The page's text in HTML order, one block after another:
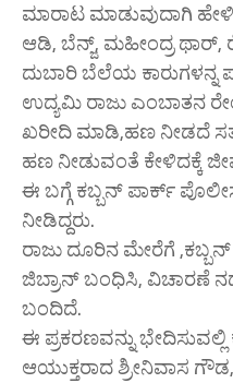
ಮಾರಾಟ ಮಾಡುವುದಾಗಿ ಹೇಳಿ
ಆಡಿ, ಬೆನ್ಜ್, ಮಹೀಂದ್ರ
ದುಬಾರಿ ಬೆಲೆಯ ಕಾರುಗಳನ್ನ
ಉದ್ಯಮಿ ರಾಜು ಎಂಬಾತನ
ಖರೀದಿ ಮಾಡಿ,ಹಣ ನೀಡದೆ
ಹಣ ನೀಡುವಂತೆ ಕೇಳಿದಕ್ಕೆ
ಈ ಬಗ್ಗೆ ಕಬ್ಬನ್ ಪಾರ್ಕ್
ನೀಡಿದ್ದರು.
ರಾಜು ದೂರಿನ ಮೇರೆಗೆ
ಜಿಬ್ರಾನ್ ಬಂಧಿಸಿ, ವಿಚಾರಣೆ
ಬಂದಿದೆ.
ಈ ಪ್ರಕರಣವನ್ನು
ಆಯುಕ್ತರಾದ ಶ್ರೀನಿವಾಸ ಗೌಡ,